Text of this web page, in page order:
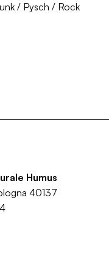
/ Pysch / Rock
Humus
40137